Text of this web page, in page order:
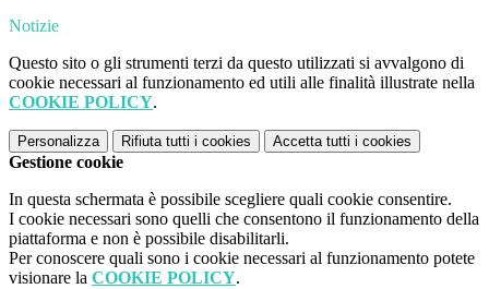
Notizie
Questo sito o gli strumenti terzi da questo utilizzati si avvalgono di
cookie necessari al funzionamento ed utili alle finalità illustrate nella
COOKIE POLICY.
Personalizza Rifiuta tutti i cookies Accetta tutti i cookies
Gestione cookie
In questa schermata è possibile scegliere quali cookie consentire.
I cookie necessari sono quelli che consentono il funzionamento della
piattaforma e non è possibile disabilitarli.
Per conoscere quali sono i cookie necessari al funzionamento potete
visionare la COOKIE POLICY.